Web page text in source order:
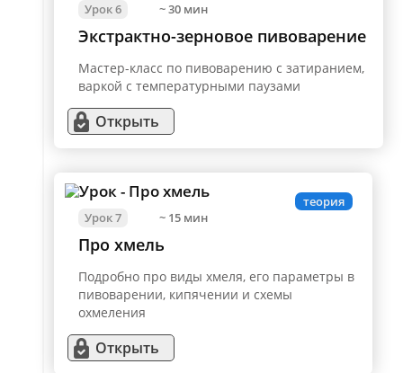
Урок 6 ~ 30 мин
Экстрактно-зерновое пивоварение
Мастер-класс по пивоварению с затиранием,
варкой с температурными паузами
Открыть
теория
Урок 7
~ 15 мин
Про хмель
Подробно про виды хмеля, его параметры в
пивоварении, кипячении и схемы
охмеления
Открыть